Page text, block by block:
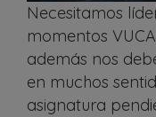
Necesitamos
momentos
además nos
en muchos
asignatura